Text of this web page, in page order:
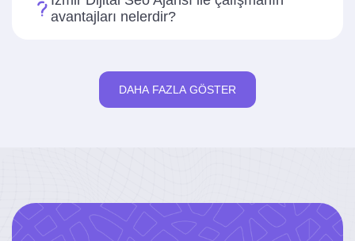
avantajları nelerdir?
DAHA FAZLA GÖSTER